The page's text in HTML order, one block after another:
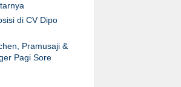
di CV Dipo
Pramusaji &
Pagi Sore